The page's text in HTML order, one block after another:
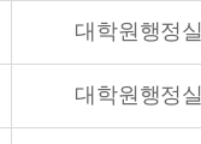
대학원행정실
대학원행정실